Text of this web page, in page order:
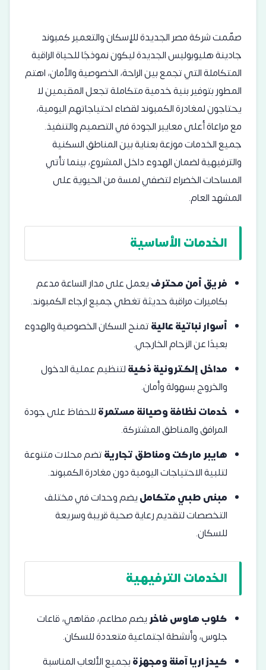
صمّمت شركة مصر الجديدة للإسكان والتعمير كمبوند
جادينة هليوبوليس الجديدة ليكون نموذجًا للحياة الراقية
المتكاملة التي تجمع بين الراحة، الخصوصية والأمان، اهتم
المطور بتوفير بنية خدمية متكاملة تجعل المقيمين لا
يحتاجون لمغادرة الكمبوند لقضاء احتياجاتهم اليومية،
مع مراعاة أعلى معايير الجودة في التصميم والتنفيذ.
جميع الخدمات موزعة بعناية بين المناطق السكنية
والترفيهية لضمان الهدوء داخل المشروع، بينما تأتي
المساحات الخضراء لتضفي لمسة من الحيوية على
المشهد العام.
الخدمات الأساسية
فريق أمن محترفيعمل على مدار الساعة مدعم
بكاميرات مراقبة حديثة تغطي جميع ارجاء الكمبوند.
أسوار نباتية عاليةتمنح السكان الخصوصية والهدوء
بعيدًا عن الزحام الخارجي.
مداخل إلكترونية ذكيةلتنظيم عملية الدخول
والخروج بسهولة وأمان.
خدمات نظافة وصيانة مستمرةللحفاظ على جودة
المرافق والمناطق المشتركة.
هايبر ماركت ومناطق تجاريةتضم محلات متنوعة
لتلبية الاحتياجات اليومية دون مغادرة الكمبوند.
مبنى طبي متكامليضم وحدات في مختلف
التخصصات لتقديم رعاية صحية قريبة وسريعة
للسكان.
الخدمات الترفيهية
كلوب هاوس فاخريضم مطاعم، مقاهي، قاعات
جلوس، وأنشطة اجتماعية متعددة للسكان.
كيدز اريا آمنة ومجهزةبجميع الألعاب المناسبة